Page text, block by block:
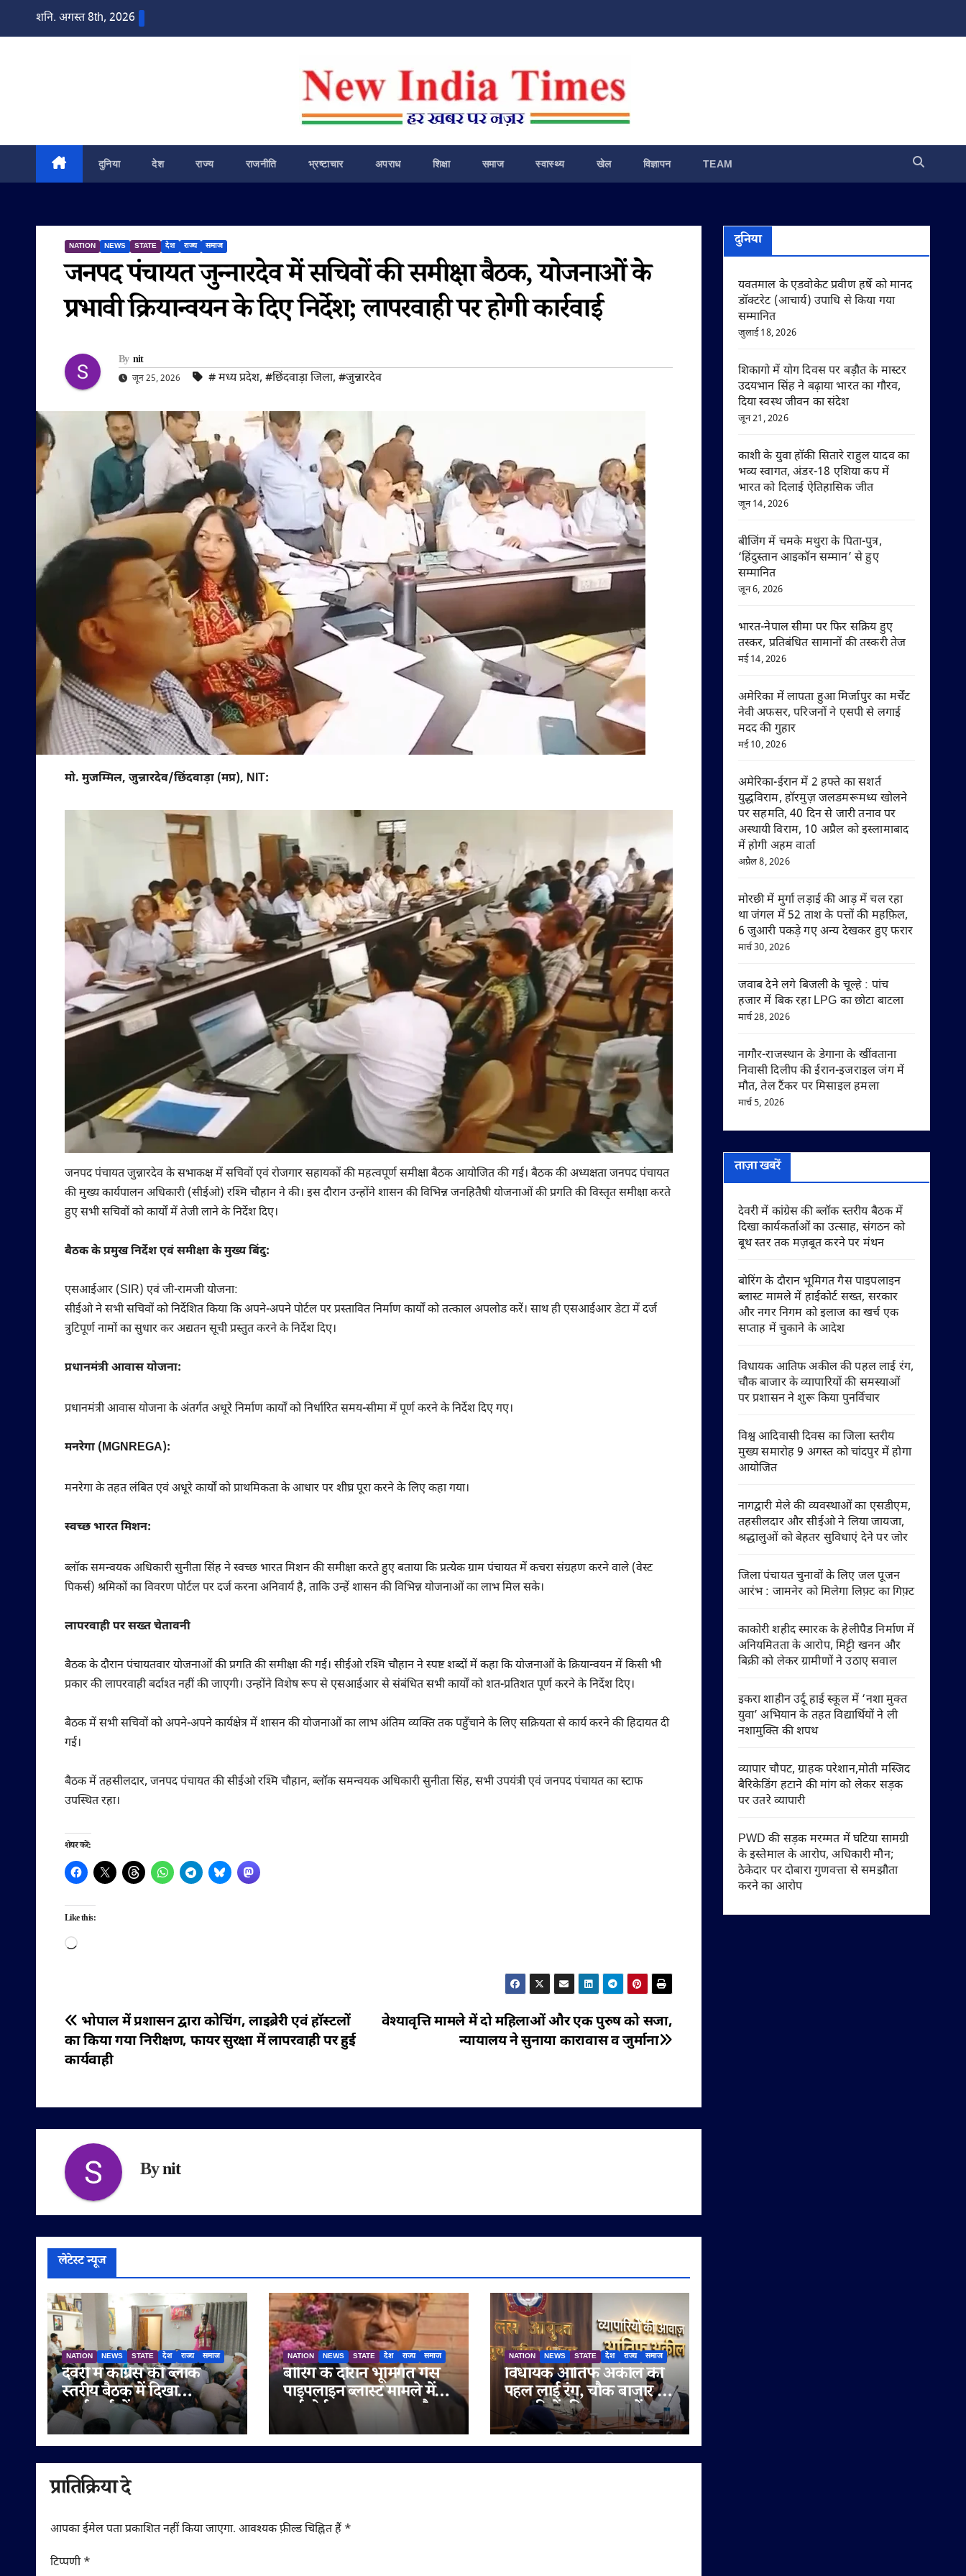
शनि. अगस्त 8th, 2026
दुनिया देश राज्य राजनीति भ्रष्टाचार अपराध शिक्षा समाज स्वास्थ्य खेल विज्ञापन TEAM
NATION NEWS STATE देश राज्य समाज
जनपद पंचायत जुन्नारदेव में सचिवों की समीक्षा बैठक, योजनाओं के
प्रभावी क्रियान्वयन के दिए निर्देश; लापरवाही पर होगी कार्रवाई
By nit
जून 25, 2026 #‌ मध्य प्रदेश, #छिंदवाड़ा जिला, #जुन्नारदेव
मो. मुजम्मिल, जुन्नारदेव/छिंदवाड़ा (मप्र), NIT:
जनपद पंचायत जुन्नारदेव के सभाकक्ष में सचिवों एवं रोजगार सहायकों की महत्वपूर्ण समीक्षा बैठक आयोजित की गई। बैठक की अध्यक्षता जनपद पंचायत
की मुख्य कार्यपालन अधिकारी (सीईओ) रश्मि चौहान ने की। इस दौरान उन्होंने शासन की विभिन्न जनहितैषी योजनाओं की प्रगति की विस्तृत समीक्षा करते
हुए सभी सचिवों को कार्यों में तेजी लाने के निर्देश दिए।
बैठक के प्रमुख निर्देश एवं समीक्षा के मुख्य बिंदु:
एसआईआर (SIR) एवं जी-रामजी योजना:
सीईओ ने सभी सचिवों को निर्देशित किया कि अपने-अपने पोर्टल पर प्रस्तावित निर्माण कार्यों को तत्काल अपलोड करें। साथ ही एसआईआर डेटा में दर्ज
त्रुटिपूर्ण नामों का सुधार कर अद्यतन सूची प्रस्तुत करने के निर्देश दिए।
प्रधानमंत्री आवास योजना:
प्रधानमंत्री आवास योजना के अंतर्गत अधूरे निर्माण कार्यों को निर्धारित समय-सीमा में पूर्ण करने के निर्देश दिए गए।
मनरेगा (MGNREGA):
मनरेगा के तहत लंबित एवं अधूरे कार्यों को प्राथमिकता के आधार पर शीघ्र पूरा करने के लिए कहा गया।
स्वच्छ भारत मिशन:
ब्लॉक समन्वयक अधिकारी सुनीता सिंह ने स्वच्छ भारत मिशन की समीक्षा करते हुए बताया कि प्रत्येक ग्राम पंचायत में कचरा संग्रहण करने वाले (वेस्ट
पिकर्स) श्रमिकों का विवरण पोर्टल पर दर्ज करना अनिवार्य है, ताकि उन्हें शासन की विभिन्न योजनाओं का लाभ मिल सके।
लापरवाही पर सख्त चेतावनी
बैठक के दौरान पंचायतवार योजनाओं की प्रगति की समीक्षा की गई। सीईओ रश्मि चौहान ने स्पष्ट शब्दों में कहा कि योजनाओं के क्रियान्वयन में किसी भी
प्रकार की लापरवाही बर्दाश्त नहीं की जाएगी। उन्होंने विशेष रूप से एसआईआर से संबंधित सभी कार्यों को शत-प्रतिशत पूर्ण करने के निर्देश दिए।
बैठक में सभी सचिवों को अपने-अपने कार्यक्षेत्र में शासन की योजनाओं का लाभ अंतिम व्यक्ति तक पहुँचाने के लिए सक्रियता से कार्य करने की हिदायत दी
गई।
बैठक में तहसीलदार, जनपद पंचायत की सीईओ रश्मि चौहान, ब्लॉक समन्वयक अधिकारी सुनीता सिंह, सभी उपयंत्री एवं जनपद पंचायत का स्टाफ
उपस्थित रहा।
शेयर करें:
Like this:
Loading…
पोस्ट
नेविगेशन
वेश्यावृत्ति मामले में दो महिलाओं और एक पुरुष को सजा,
न्यायालय ने सुनाया कारावास व जुर्माना
भोपाल में प्रशासन द्वारा कोचिंग, लाइब्रेरी एवं हॉस्टलों
का किया गया निरीक्षण, फायर सुरक्षा में लापरवाही पर हुई
कार्यवाही
Bynit
लेटेस्ट न्यूज
NATION NEWS STATE देश राज्य समाज
देवरी में कांग्रेस की ब्लॉक
स्तरीय बैठक में दिखा
कार्यकर्ताओं का उत्साह,
संगठन को बूथ स्तर तक
मज़बूत करने पर मंथन
NATION NEWS STATE देश राज्य समाज
बोरिंग के दौरान भूमिगत गैस
पाइपलाइन ब्लास्ट मामले में
हाईकोर्ट सख्त, सरकार और
नगर निगम को इलाज का खर्च
एक सप्ताह में चुकाने के आदेश
NATION NEWS STATE देश राज्य समाज
विधायक आतिफ अकील की
पहल लाई रंग, चौक बाजार के
व्यापारियों की समस्याओं पर
प्रशासन ने शुरू किया पुनर्विचार
प्रातिक्रिया दे
आपका ईमेल पता प्रकाशित नहीं किया जाएगा. आवश्यक फ़ील्ड चिह्नित हैं *
टिप्पणी*
दुनिया
यवतमाल के एडवोकेट प्रवीण हर्षे को मानद
डॉक्टरेट (आचार्य) उपाधि से किया गया
सम्मानित
जुलाई 18, 2026
शिकागो में योग दिवस पर बड़ौत के मास्टर
उदयभान सिंह ने बढ़ाया भारत का गौरव,
दिया स्वस्थ जीवन का संदेश
जून 21, 2026
काशी के युवा हॉकी सितारे राहुल यादव का
भव्य स्वागत, अंडर-18 एशिया कप में
भारत को दिलाई ऐतिहासिक जीत
जून 14, 2026
बीजिंग में चमके मथुरा के पिता-पुत्र,
‘हिंदुस्तान आइकॉन सम्मान’ से हुए
सम्मानित
जून 6, 2026
भारत-नेपाल सीमा पर फिर सक्रिय हुए
तस्कर, प्रतिबंधित सामानों की तस्करी तेज
मई 14, 2026
अमेरिका में लापता हुआ मिर्जापुर का मर्चेंट
नेवी अफसर, परिजनों ने एसपी से लगाई
मदद की गुहार
मई 10, 2026
अमेरिका-ईरान में 2 हफ्ते का सशर्त
युद्धविराम, हॉरमुज़ जलडमरूमध्य खोलने
पर सहमति, 40 दिन से जारी तनाव पर
अस्थायी विराम, 10 अप्रैल को इस्लामाबाद
में होगी अहम वार्ता
अप्रैल 8, 2026
मोरछी में मुर्गा लड़ाई की आड़ में चल रहा
था जंगल में 52 ताश के पत्तों की महफ़िल,
6 जुआरी पकड़े गए अन्य देखकर हुए फरार
मार्च 30, 2026
जवाब देने लगे बिजली के चूल्हे : पांच
हजार में बिक रहा LPG का छोटा बाटला
मार्च 28, 2026
नागौर-राजस्थान के डेगाना के खींवताना
निवासी दिलीप की ईरान-इजराइल जंग में
मौत, तेल टैंकर पर मिसाइल हमला
मार्च 5, 2026
ताज़ा खबरें
देवरी में कांग्रेस की ब्लॉक स्तरीय बैठक में
दिखा कार्यकर्ताओं का उत्साह, संगठन को
बूथ स्तर तक मज़बूत करने पर मंथन
बोरिंग के दौरान भूमिगत गैस पाइपलाइन
ब्लास्ट मामले में हाईकोर्ट सख्त, सरकार
और नगर निगम को इलाज का खर्च एक
सप्ताह में चुकाने के आदेश
विधायक आतिफ अकील की पहल लाई रंग,
चौक बाजार के व्यापारियों की समस्याओं
पर प्रशासन ने शुरू किया पुनर्विचार
विश्व आदिवासी दिवस का जिला स्तरीय
मुख्य समारोह 9 अगस्त को चांदपुर में होगा
आयोजित
नागद्वारी मेले की व्यवस्थाओं का एसडीएम,
तहसीलदार और सीईओ ने लिया जायजा,
श्रद्धालुओं को बेहतर सुविधाएं देने पर जोर
जिला पंचायत चुनावों के लिए जल पूजन
आरंभ : जामनेर को मिलेगा लिफ़्ट का गिफ़्ट
काकोरी शहीद स्मारक के हेलीपैड निर्माण में
अनियमितता के आरोप, मिट्टी खनन और
बिक्री को लेकर ग्रामीणों ने उठाए सवाल
इकरा शाहीन उर्दू हाई स्कूल में ‘नशा मुक्त
युवा’ अभियान के तहत विद्यार्थियों ने ली
नशामुक्ति की शपथ
व्यापार चौपट, ग्राहक परेशान,मोती मस्जिद
बैरिकेडिंग हटाने की मांग को लेकर सड़क
पर उतरे व्यापारी
PWD की सड़क मरम्मत में घटिया सामग्री
के इस्तेमाल के आरोप, अधिकारी मौन;
ठेकेदार पर दोबारा गुणवत्ता से समझौता
करने का आरोप